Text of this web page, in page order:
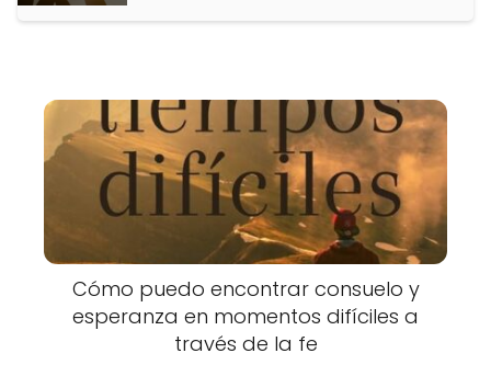
Cómo puedo encontrar consuelo y
esperanza en momentos difíciles a
través de la fe